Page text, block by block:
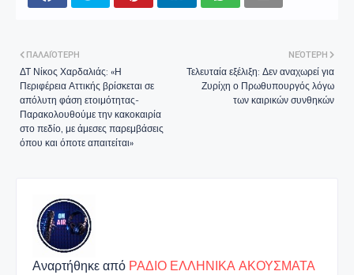
ΝΕΌΤΕΡΗ
Τελευταία εξέλιξη: Δεν αναχωρεί για
Ζυρίχη ο Πρωθυπουργός λόγω
των καιρικών συνθηκών
ΠΑΛΑΙΌΤΕΡΗ
ΔΤ Νίκος Χαρδαλιάς: «Η
Περιφέρεια Αττικής βρίσκεται σε
απόλυτη φάση ετοιμότητας-
Παρακολουθούμε την κακοκαιρία
στο πεδίο, με άμεσες παρεμβάσεις
όπου και όποτε απαιτείται»
Αναρτήθηκε από ΡΑΔΙΟ ΕΛΛΗΝΙΚΑ ΑΚΟΥΣΜΑΤΑ